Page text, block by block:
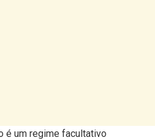
é um regime facultativo